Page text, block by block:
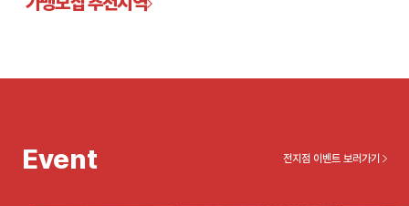
Event 전지점 이벤트 보러가기